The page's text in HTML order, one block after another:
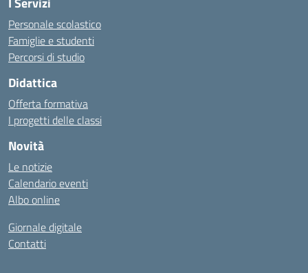
Personale scolastico
Famiglie e studenti
Percorsi di studio
Didattica
Offerta formativa
I progetti delle classi
Novità
Le notizie
Calendario eventi
Albo online
Giornale digitale
Contatti